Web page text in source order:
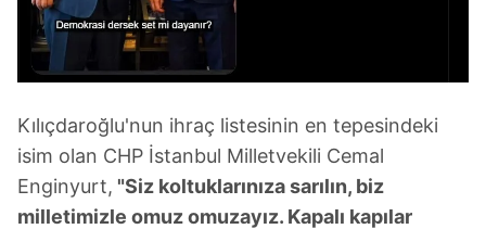
Kılıçdaroğlu'nun ihraç listesinin en tepesindeki
isim olan CHP İstanbul Milletvekili Cemal
Enginyurt, "Siz koltuklarınıza sarılın, biz
milletimizle omuz omuzayız. Kapalı kapılar